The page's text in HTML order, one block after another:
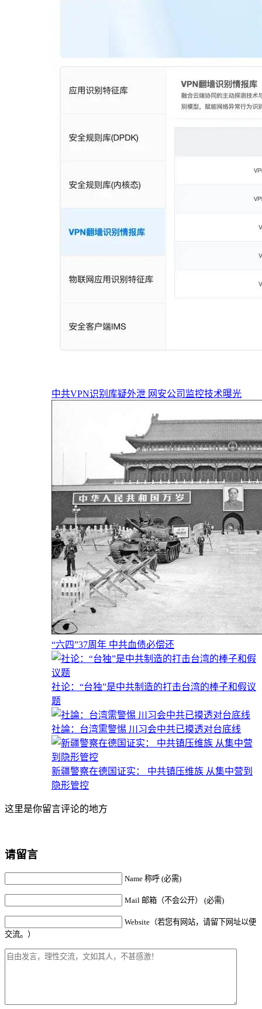
中共VPN识别库疑外泄 网安公司监控技术曝光
“六四”37周年 中共血债必偿还
社论：“台独”是中共制造的打击台湾的棒子和假议
题
社論：台湾需警惕 川习会中共已摸透对台底线
新疆警察在德国证实： 中共镇压维族 从集中营到
隐形管控
这里是你留言评论的地方
请留言
Name 称呼 (必需)
Mail 邮箱（不会公开） (必需)
Website（若您有网站，请留下网址以便
交流。）